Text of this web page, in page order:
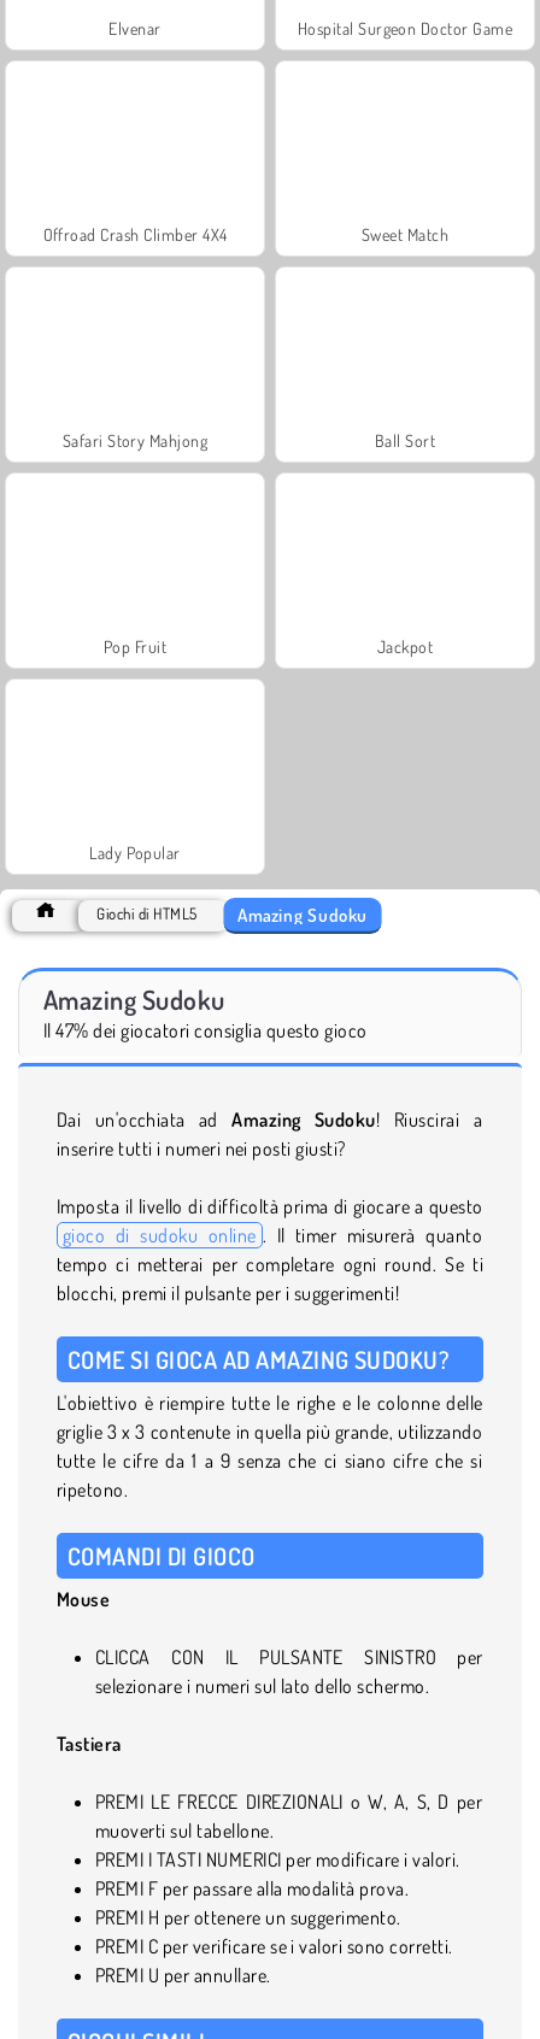
Elvenar Hospital Surgeon Doctor Game
Offroad Crash Climber 4X4 Sweet Match
Safari Story Mahjong Ball Sort
Pop Fruit Jackpot
Lady Popular
Giochi di HTML5 Amazing Sudoku
Amazing Sudoku
Il 47% dei giocatori consiglia questo gioco
Dai un'occhiata adAmazing Sudoku! Riuscirai a
inserire tutti i numeri nei posti giusti?
Imposta il livello di difficoltà prima di giocare a questo
gioco di sudoku online . Il timer misurerà quanto
tempo ci metterai per completare ogni round. Se ti
blocchi, premi il pulsante per i suggerimenti!
COME SI GIOCA AD AMAZING SUDOKU?
L'obiettivo è riempire tutte le righe e le colonne delle
griglie 3 x 3 contenute in quella più grande, utilizzando
tutte le cifre da 1 a 9 senza che ci siano cifre che si
ripetono.
COMANDI DI GIOCO
Mouse
CLICCA CON IL PULSANTE SINISTRO per
selezionare i numeri sul lato dello schermo.
Tastiera
PREMI LE FRECCE DIREZIONALI o W, A, S, D per
muoverti sul tabellone.
PREMI I TASTI NUMERICI per modificare i valori.
PREMI F per passare alla modalità prova.
PREMI H per ottenere un suggerimento.
PREMI C per verificare se i valori sono corretti.
PREMI U per annullare.